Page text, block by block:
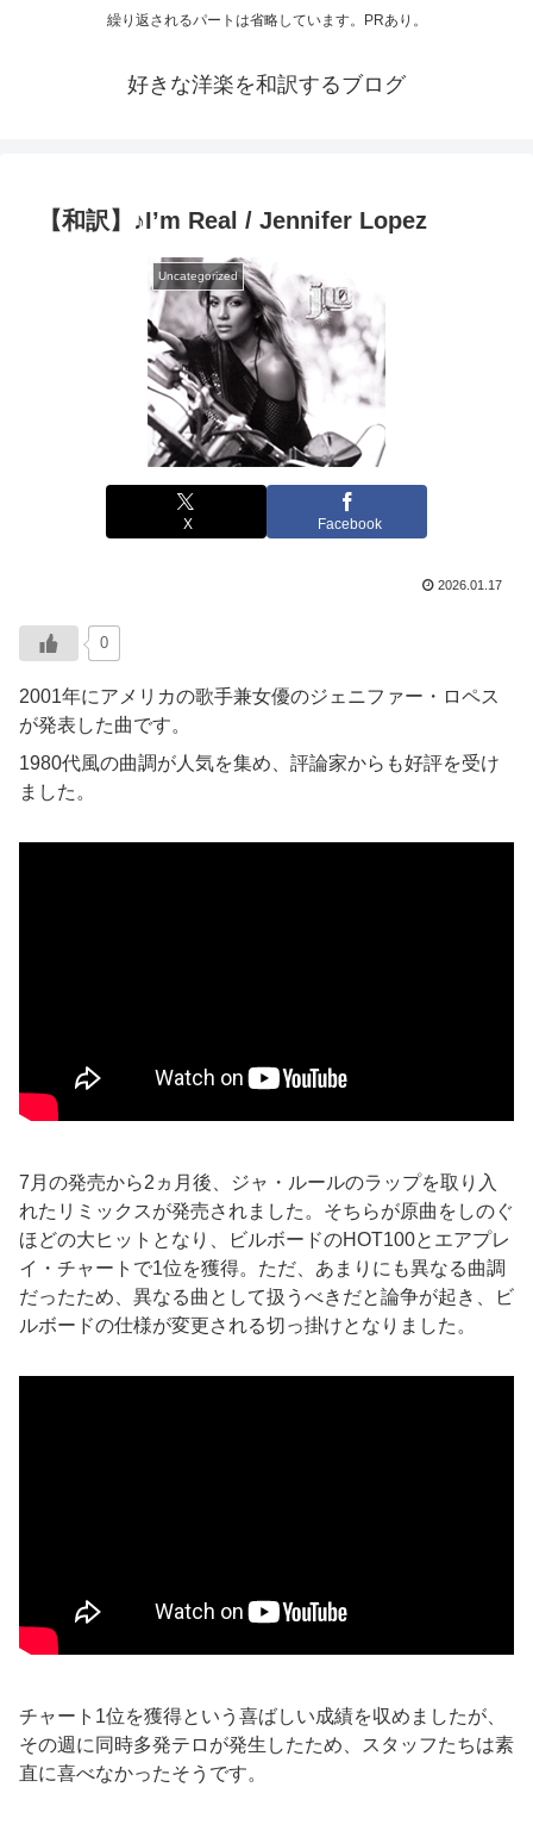
繰り返されるパートは省略しています。PRあり。
好きな洋楽を和訳するブログ
【和訳】♪I’m Real / Jennifer Lopez
Uncategorized
X Facebook
2026.01.17
0
2001年にアメリカの歌手兼女優のジェニファー・ロペス
が発表した曲です。
1980代風の曲調が人気を集め、評論家からも好評を受け
ました。
7月の発売から2ヵ月後、ジャ・ルールのラップを取り入
れたリミックスが発売されました。そちらが原曲をしのぐ
ほどの大ヒットとなり、ビルボードのHOT100とエアプレ
イ・チャートで1位を獲得。ただ、あまりにも異なる曲調
だったため、異なる曲として扱うべきだと論争が起き、ビ
ルボードの仕様が変更される切っ掛けとなりました。
チャート1位を獲得という喜ばしい成績を収めましたが、
その週に同時多発テロが発生したため、スタッフたちは素
直に喜べなかったそうです。